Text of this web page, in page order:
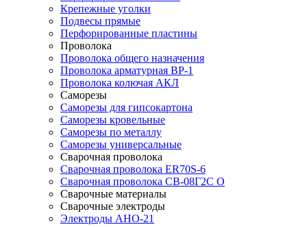
Крепежные уголки
Подвесы прямые
Перфорированные пластины
Проволока
Проволока общего назначения
Проволока арматурная ВР-1
Проволока колючая АКЛ
Саморезы
Саморезы для гипсокартона
Саморезы кровельные
Саморезы по металлу
Саморезы универсальные
Сварочная проволока
Сварочная проволока ER70S-6
Сварочная проволока СВ-08Г2С О
Сварочные материалы
Сварочные электроды
Электроды АНО-21